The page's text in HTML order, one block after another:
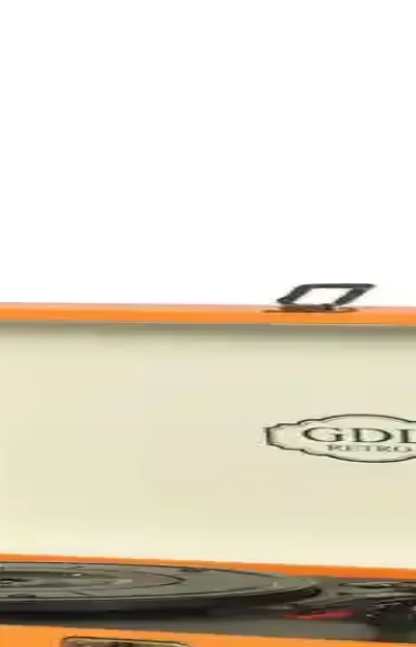
projeler için ideal, dayanıklı kapak ve spiral yapısıyla
Özellikler ve Kullanıcı Yorumları
kullanım özelliklerini karşılaştırıyoruz, ihtiyaçlarınıza
Bir Eğitim Aracı
renkli tasarımıyla iki taraflı kullanımıyla öne çıkan eğitim
ve Estetik Tasarım
kullanım kolaylığı sağlar, farklı ihtiyaçlara uygun
Edici Defter